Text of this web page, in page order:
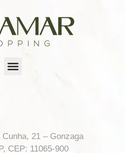
21 – Gonzaga
CEP: 11065-900